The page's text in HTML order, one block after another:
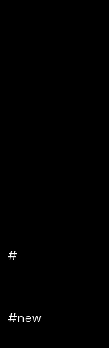
#
#new